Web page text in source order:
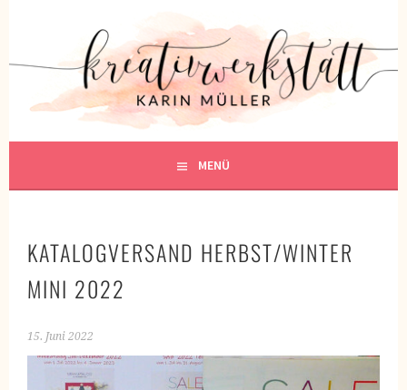
KREATIVWERKSTATT
KREATIV SEIN
MENÜ
KATALOGVERSAND HERBST/WINTER
MINI 2022
15. Juni 2022